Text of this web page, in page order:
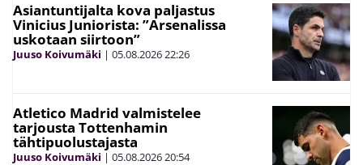
Asiantuntijalta kova paljastus
Vinicius Juniorista: ”Arsenalissa
uskotaan siirtoon”
Juuso Koivumäki | 05.08.202622:26
Atletico Madrid valmistelee
tarjousta Tottenhamin
tähtipuolustajasta
Juuso Koivumäki | 05.08.202620:54